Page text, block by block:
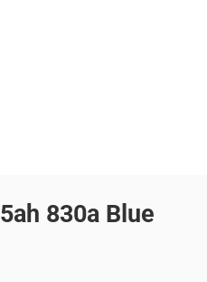
830a Blue